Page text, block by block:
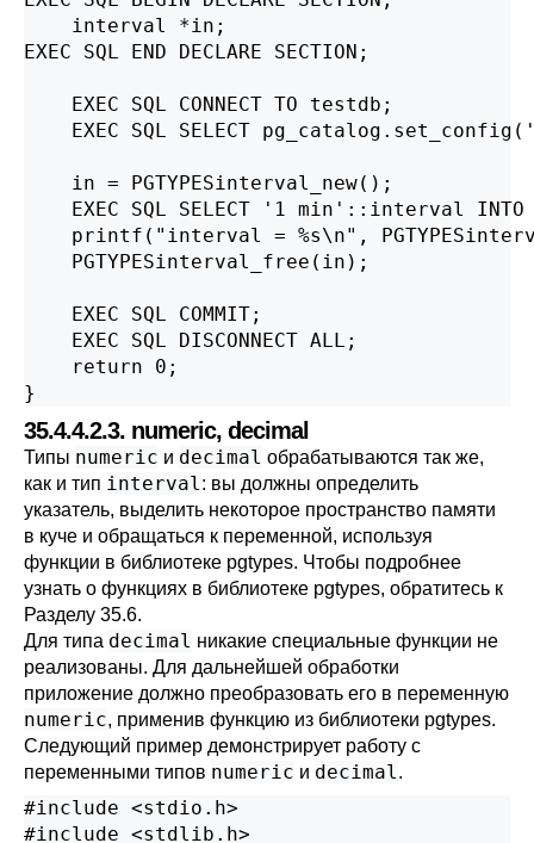
    interval *in;
EXEC SQL END DECLARE SECTION;
    EXEC SQL CONNECT TO testdb;
EXEC SQL SELECT
    in = PGTYPESinterval_new();
EXEC SQL SELECT '1 min'::interval INTO
printf("interval = %s\n",
    PGTYPESinterval_free(in);
    EXEC SQL COMMIT;
    EXEC SQL DISCONNECT ALL;
    return 0;
}
35.4.4.2.3. numeric, decimal
Типы numeric и decimal обрабатываются так же,
как и тип interval: вы должны определить
указатель, выделить некоторое пространство памяти
в куче и обращаться к переменной, используя
функции в библиотеке pgtypes. Чтобы подробнее
узнать о функциях в библиотеке pgtypes, обратитесь к
Разделу 35.6.
Для типа decimal никакие специальные функции не
реализованы. Для дальнейшей обработки
приложение должно преобразовать его в переменную
numeric, применив функцию из библиотеки pgtypes.
Следующий пример демонстрирует работу с
переменными типов numeric и decimal.
#include <stdio.h>
#include <stdlib.h>